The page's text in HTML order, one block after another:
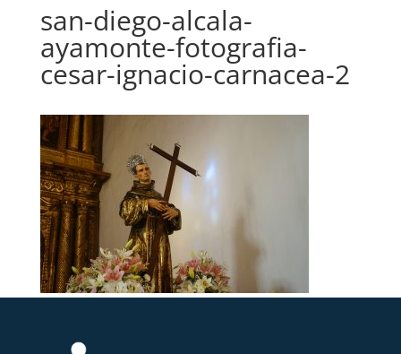
san-diego-alcala-
ayamonte-fotografia-
cesar-ignacio-carnacea-2